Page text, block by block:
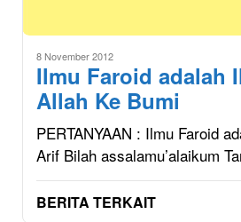
8 November 2012
Ilmu Faroid adalah
Allah Ke Bumi
PERTANYAAN : Ilmu Faroid
Arif Bilah assalamu’alaikum
BERITA TERKAIT